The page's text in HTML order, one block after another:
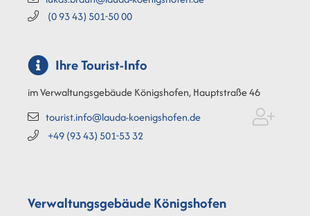
(09343) 501-5000
Ihre Tourist-Info
im Verwaltungsgebäude Königshofen, Hauptstraße 46
tourist.info@lauda-koenigshofen.de
+49 (9343) 501-5332
Verwaltungsgebäude Königshofen